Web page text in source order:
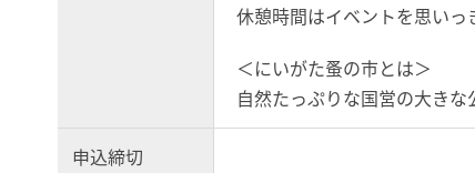
休憩時間はイベントを思い
＜にいがた蚤の市とは＞
自然たっぷりな国営の大き
申込締切